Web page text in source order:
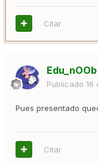
Citar
Edu_nOOb
Publicado 16
Pues presentado
Citar